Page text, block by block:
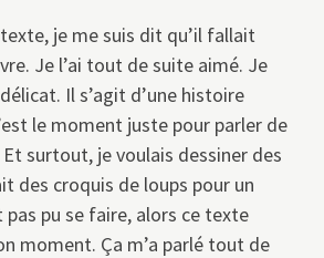
texte, je me suis dit qu’il fallait
Je l’ai tout de suite aimé. Je
Il s’agit d’une histoire
le moment juste pour parler de
surtout, je voulais dessiner des
des croquis de loups pour un
pas pu se faire, alors ce texte
moment. Ça m’a parlé tout de